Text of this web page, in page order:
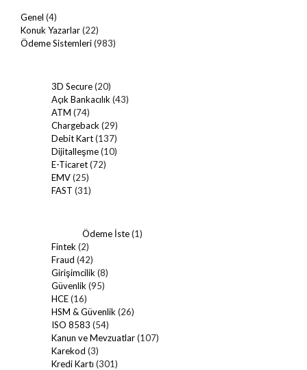
Genel (4)
Konuk Yazarlar(22)
Ödeme Sistemleri(983)
3D Secure(20)
Açık Bankacılık (43)
ATM (74)
Chargeback (29)
Debit Kart(137)
Dijitalleşme(10)
E-Ticaret(72)
EMV(25)
FAST (31)
Ödeme İste(1)
Fintek (2)
Fraud (42)
Girişimcilik (8)
Güvenlik (95)
HCE(16)
HSM & Güvenlik (26)
ISO 8583 (54)
Kanun ve Mevzuatlar(107)
Karekod (3)
Kredi Kartı (301)